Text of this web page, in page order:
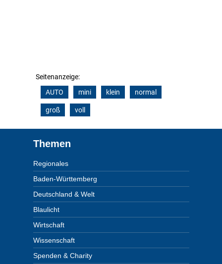
Seitenanzeige:
AUTO
mini klein normal
groß voll
Themen
Regionales
Baden-Württemberg
Deutschland & Welt
Blaulicht
Wirtschaft
Wissenschaft
Spenden & Charity